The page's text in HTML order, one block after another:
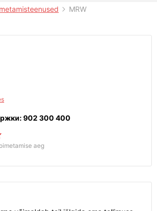
MRW
902 300 400
aeg